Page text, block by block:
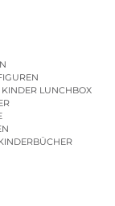
LUNCHBOX